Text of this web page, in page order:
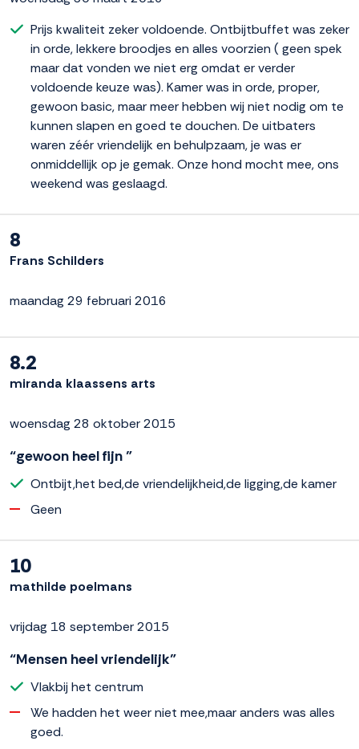
Prijs kwaliteit zeker voldoende. Ontbijtbuffet was zeker
in orde, lekkere broodjes en alles voorzien ( geen spek
maar dat vonden we niet erg omdat er verder
voldoende keuze was). Kamer was in orde, proper,
gewoon basic, maar meer hebben wij niet nodig om te
kunnen slapen en goed te douchen. De uitbaters
waren zéér vriendelijk en behulpzaam, je was er
onmiddellijk op je gemak. Onze hond mocht mee, ons
weekend was geslaagd.
8
Frans Schilders
maandag 29 februari 2016
8.2
miranda klaassens arts
woensdag 28 oktober 2015
“gewoon heel fijn ”
Ontbijt,het bed,de vriendelijkheid,de ligging,de kamer
Geen
10
mathilde poelmans
vrijdag 18 september 2015
“Mensen heel vriendelijk”
Vlakbij het centrum
We hadden het weer niet mee,maar anders was alles
goed.